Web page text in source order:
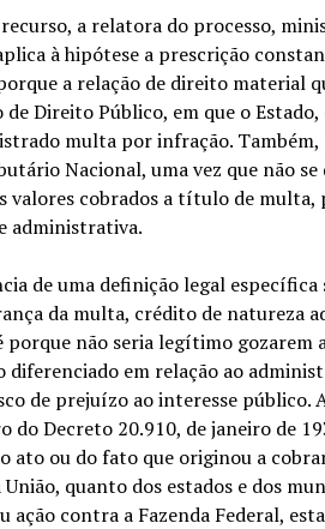
a relatora do processo,
à hipótese a prescrição
a relação de direito material
Direito Público, em que o
multa por infração. Também,
Nacional, uma vez que não
cobrados a título de multa,
administrativa.
de uma definição legal
da multa, crédito de natureza
porque não seria legítimo gozarem
em relação ao
de prejuízo ao interesse público.
Decreto 20.910, de janeiro de
ato ou do fato que originou a
quanto dos estados e dos
ação contra a Fazenda Federal,